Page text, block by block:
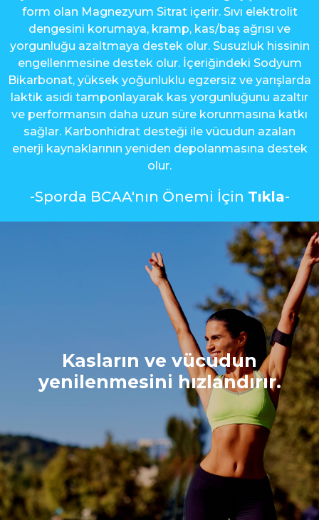
form olan Magnezyum Sitrat içerir. Sıvı elektrolit
dengesini korumaya, kramp, kas/baş ağrısı ve
yorgunluğu azaltmaya destek olur. Susuzluk hissinin
engellenmesine destek olur. İçeriğindeki Sodyum
Bikarbonat, yüksek yoğunluklu egzersiz ve yarışlarda
laktik asidi tamponlayarak kas yorgunluğunu azaltır
ve performansın daha uzun süre korunmasına katkı
sağlar. Karbonhidrat desteği ile vücudun azalan
enerji kaynaklarının yeniden depolanmasına destek
olur.
-Sporda BCAA'nın Önemi İçin Tıkla-
Kasların ve vücudun
yenilenmesini hızlandırır.